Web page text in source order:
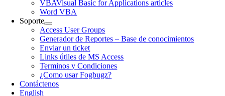
VBAVisual Basic for Applications articles
Word VBA
Soporte
Access User Groups
Generador de Reportes – Base de conocimientos
Enviar un ticket
Links útiles de MS Access
Terminos y Condiciones
¿Como usar Fogbugz?
Contáctenos
English